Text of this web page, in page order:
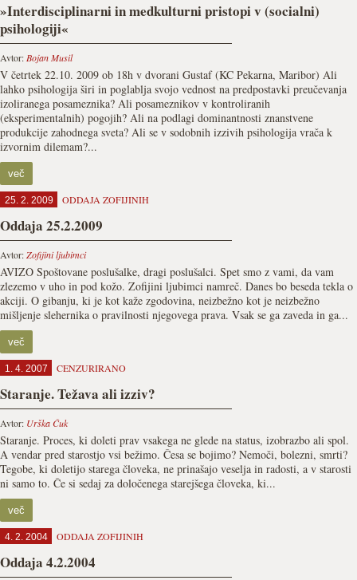
»Interdisciplinarni in medkulturni pristopi v (socialni)
psihologiji«
Avtor: Bojan Musil
V četrtek 22.10. 2009 ob 18h v dvorani Gustaf (KC Pekarna, Maribor) Ali
lahko psihologija širi in poglablja svojo vednost na predpostavki preučevanja
izoliranega posameznika? Ali posameznikov v kontroliranih
(eksperimentalnih) pogojih? Ali na podlagi dominantnosti znanstvene
produkcije zahodnega sveta? Ali se v sodobnih izzivih psihologija vrača k
izvornim dilemam?...
več
25. 2. 2009 ODDAJA ZOFIJINIH
Oddaja 25.2.2009
Avtor:Zofijini ljubimci
AVIZO Spoštovane poslušalke, dragi poslušalci. Spet smo z vami, da vam
zlezemo v uho in pod kožo. Zofijini ljubimci namreč. Danes bo beseda tekla o
akciji. O gibanju, ki je kot kaže zgodovina, neizbežno kot je neizbežno
mišljenje slehernika o pravilnosti njegovega prava. Vsak se ga zaveda in ga...
več
1. 4. 2007 CENZURIRANO
Staranje. Težava ali izziv?
Avtor: Urška Čuk
Staranje. Proces, ki doleti prav vsakega ne glede na status, izobrazbo ali spol.
A vendar pred starostjo vsi bežimo. Česa se bojimo? Nemoči, bolezni, smrti?
Tegobe, ki doletijo starega človeka, ne prinašajo veselja in radosti, a v starosti
ni samo to. Če si sedaj za določenega starejšega človeka, ki...
več
4. 2. 2004 ODDAJA ZOFIJINIH
Oddaja 4.2.2004